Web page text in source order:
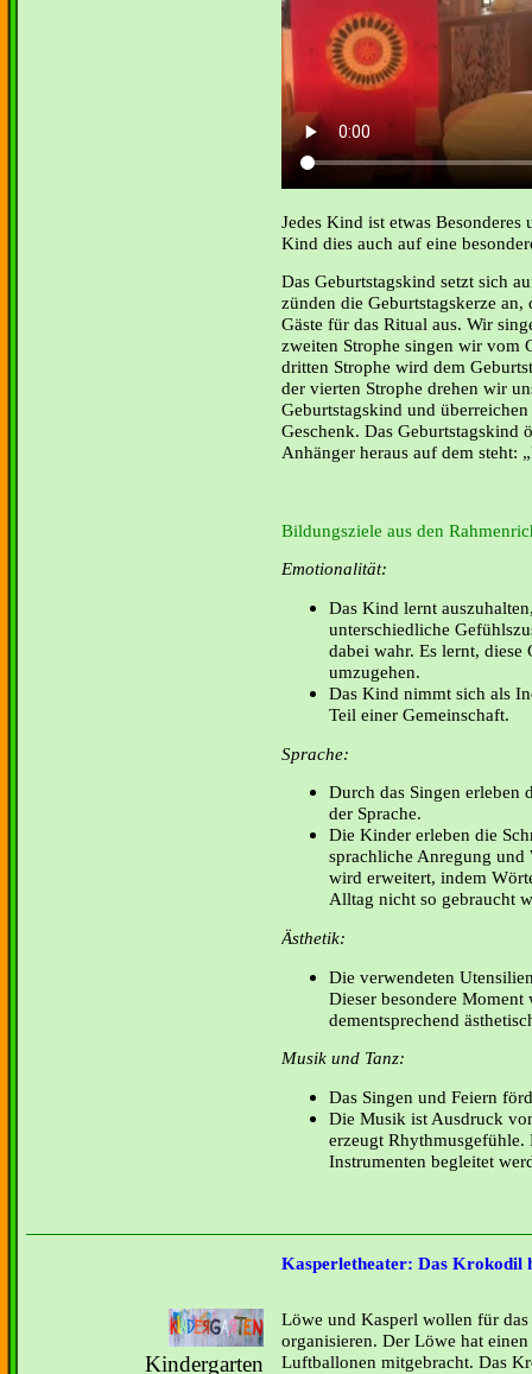
Jedes Kind ist etwas Besonderes
Kind dies auch auf eine
Das Geburtstagskind setzt sich
zünden die Geburtstagskerze
Gäste für das Ritual aus. Wir
zweiten Strophe singen wir vom
dritten Strophe wird dem
der vierten Strophe drehen wir
Geburtstagskind und
Geschenk. Das Geburtstagskind
Anhänger heraus auf dem steht:
Bildungsziele aus den
Emotionalität:
Das Kind lernt
unterschiedliche
dabei wahr. Es lernt,
umzugehen.
Das Kind nimmt sich als
Teil einer Gemeinschaft.
Sprache:
Durch das Singen erleben
der Sprache.
Die Kinder erleben die
sprachliche Anregung und
wird erweitert, indem
Alltag nicht so gebraucht
Ästhetik:
Die verwendeten
Dieser besondere
dementsprechend
Musik und Tanz:
Das Singen und Feiern
Die Musik ist Ausdruck
erzeugt
Instrumenten begleitet
Kasperletheater: Das Krokodil
Kindergarten
Löwe und Kasperl wollen für
organisieren. Der Löwe hat
Luftballonen mitgebracht. Das